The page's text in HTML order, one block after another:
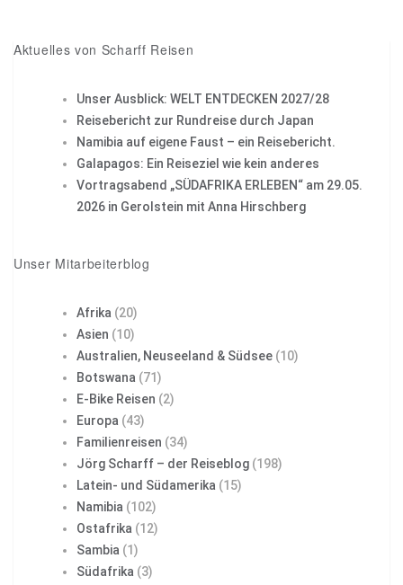
Aktuelles von Scharff Reisen
Unser Ausblick: WELT ENTDECKEN 2027/28
Reisebericht zur Rundreise durch Japan
Namibia auf eigene Faust – ein Reisebericht.
Galapagos: Ein Reiseziel wie kein anderes
Vortragsabend „SÜDAFRIKA ERLEBEN“ am 29.05.
2026 in Gerolstein mit Anna Hirschberg
Unser Mitarbeiterblog
Afrika (20)
Asien (10)
Australien, Neuseeland & Südsee (10)
Botswana (71)
E-Bike Reisen (2)
Europa (43)
Familienreisen (34)
Jörg Scharff – der Reiseblog (198)
Latein- und Südamerika (15)
Namibia (102)
Ostafrika (12)
Sambia (1)
Südafrika (3)